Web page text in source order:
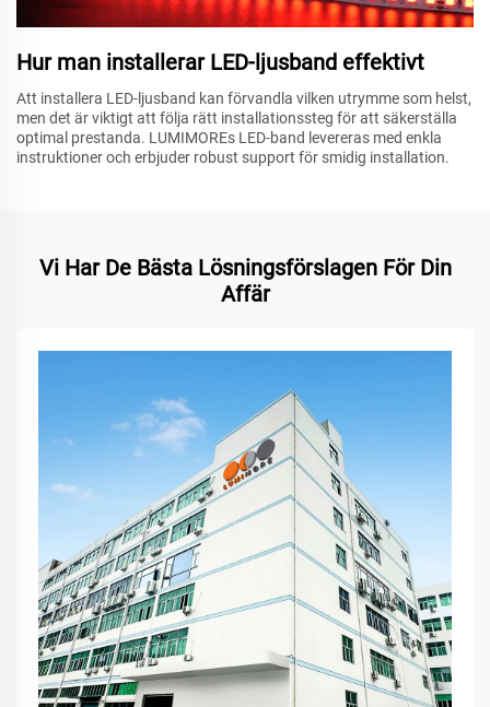
Hur man installerar LED-ljusband effektivt
Att installera LED-ljusband kan förvandla vilken utrymme som helst,
men det är viktigt att följa rätt installationssteg för att säkerställa
optimal prestanda. LUMIMOREs LED-band levereras med enkla
instruktioner och erbjuder robust support för smidig installation.
Vi Har De Bästa Lösningsförslagen För Din
Affär